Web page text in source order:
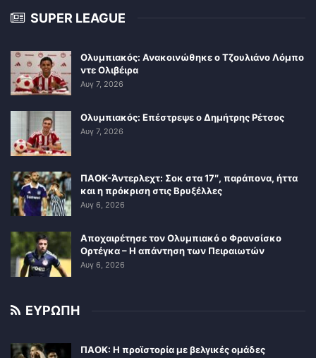
SUPER LEAGUE
Ολυμπιακός: Ανακοινώθηκε ο Τζουλιάνο Λόμπο
ντε Ολιβέιρα
Αυγ 7, 2026
Ολυμπιακός: Επέστρεψε ο Δημήτρης Ρέτσος
Αυγ 7, 2026
ΠΑΟΚ-Άντερλεχτ: Σοκ στα 17″, παράπονα, ήττα
και η πρόκριση στις Βρυξέλλες
Αυγ 6, 2026
Αποχαιρέτησε τον Ολυμπιακό ο Φρανσίσκο
Ορτέγκα – Η απάντηση των Πειραιωτών
Αυγ 6, 2026
ΕΥΡΩΠΗ
ΠΑΟΚ: Η προϊστορία με βελγικές ομάδες